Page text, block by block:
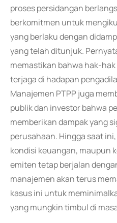
proses persidangan
berkomitmen untuk
yang berlaku dengan
yang telah ditunjuk.
memastikan bahwa hak-
terjaga di hadapan
Manajemen PTPP juga
publik dan investor bahwa
memberikan dampak yang
perusahaan. Hingga saat
kondisi keuangan, maupun
emiten tetap berjalan
manajemen akan terus
kasus ini untuk
yang mungkin timbul di